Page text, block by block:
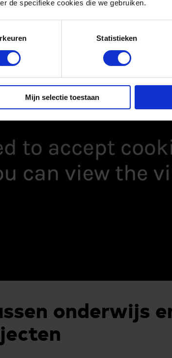
de specifieke cookies die we gebruiken.
Statistieken
Mijn selectie toestaan
onderwijs